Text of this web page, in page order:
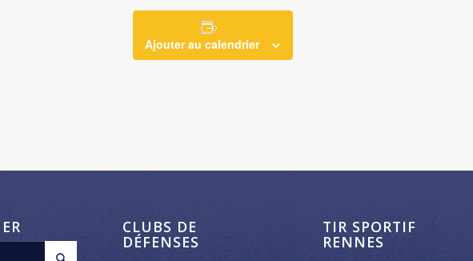
Ajouter au calendrier
CLUBS DE
DÉFENSES
TIR SPORTIF
RENNES